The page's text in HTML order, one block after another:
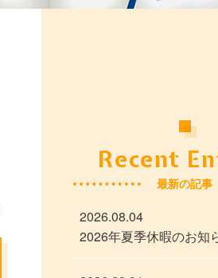
Recent
最新の記事
2026.08.04
2026年夏季休暇のお知